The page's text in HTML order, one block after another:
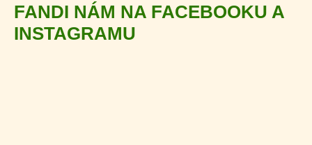
FANDI NÁM NA FACEBOOKU A
INSTAGRAMU